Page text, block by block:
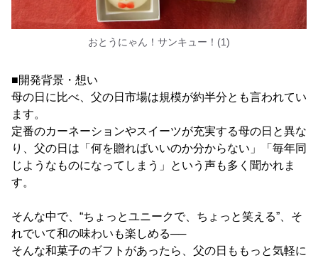
おとうにゃん！サンキュー！(1)
■開発背景・想い
母の日に比べ、父の日市場は規模が約半分とも言われてい
ます。
定番のカーネーションやスイーツが充実する母の日と異な
り、父の日は「何を贈ればいいのか分からない」「毎年同
じようなものになってしまう」という声も多く聞かれま
す。
そんな中で、“ちょっとユニークで、ちょっと笑える”、そ
れでいて和の味わいも楽しめる──
そんな和菓子のギフトがあったら、父の日ももっと気軽に